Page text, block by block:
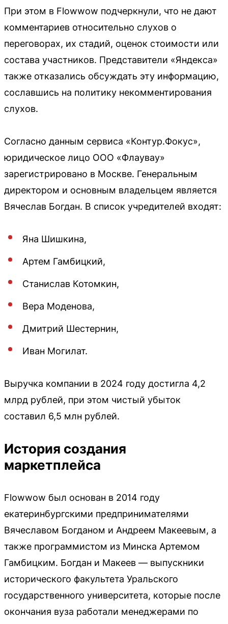
При этом в Flowwow подчеркнули, что не дают
комментариев относительно слухов о
переговорах, их стадий, оценок стоимости или
состава участников. Представители «Яндекса»
также отказались обсуждать эту информацию,
сославшись на политику некомментирования
слухов.
Согласно данным сервиса «Контур.Фокус»,
юридическое лицо ООО «Флаувау»
зарегистрировано в Москве. Генеральным
директором и основным владельцем является
Вячеслав Богдан. В список учредителей входят:
Яна Шишкина,
Артем Гамбицкий,
Станислав Котомкин,
Вера Моденова,
Дмитрий Шестернин,
Иван Могилат.
Выручка компании в 2024 году достигла 4,2
млрд рублей, при этом чистый убыток
составил 6,5 млн рублей.
История создания
маркетплейса
Flowwow был основан в 2014 году
екатеринбургскими предпринимателями
Вячеславом Богданом и Андреем Макеевым, а
также программистом из Минска Артемом
Гамбицким. Богдан и Макеев — выпускники
исторического факультета Уральского
государственного университета, которые после
окончания вуза работали менеджерами по